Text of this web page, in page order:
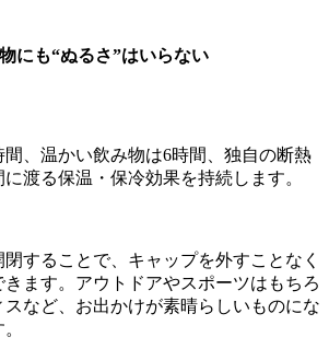
にも“ぬるさ”はいらない
、温かい飲み物は6時間、独自の断熱
渡る保温・保冷効果を持続します。
することで、キャップを外すことなく
ます。アウトドアやスポーツはもちろ
スなど、お出かけが素晴らしいものにな